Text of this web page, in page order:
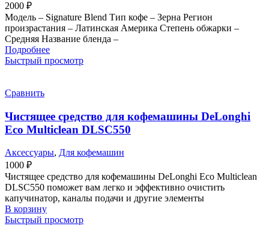
2000 ₽
Модель – Signature Blend Тип кофе – Зерна Регион
произрастания – Латинская Америка Степень обжарки –
Средняя Название бленда –
Подробнее
Быстрый просмотр
Сравнить
Чистящее средство для кофемашины DeLonghi
Eco Multiclean DLSC550
Аксессуары, Для кофемашин
1000 ₽
Чистящее средство для кофемашины DeLonghi Eco Multiclean
DLSC550 поможет вам легко и эффективно очистить
капучинатор, каналы подачи и другие элементы
В корзину
Быстрый просмотр